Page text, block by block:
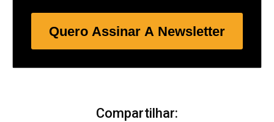
Quero Assinar A Newsletter
Compartilhar: